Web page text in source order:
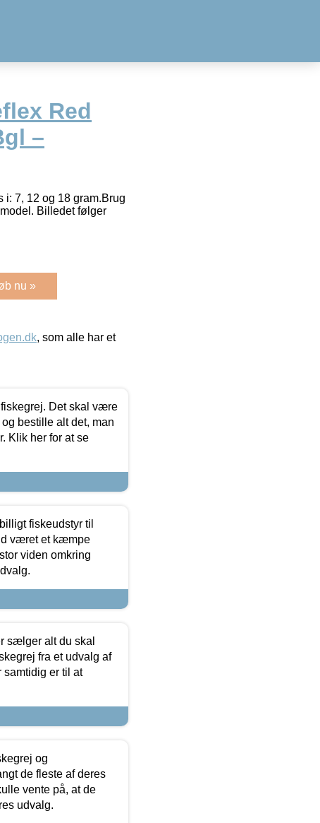
Red
–
i: 7, 12 og 18 gram.Brug
Billedet følger
nu »
, som alle har et
Det skal være
bestille alt det, man
Klik her for at se
fiskeudstyr til
været et kæmpe
viden omkring
sælger alt du skal
fra et udvalg af
er til at
og
de fleste af deres
vente på, at de
udvalg.